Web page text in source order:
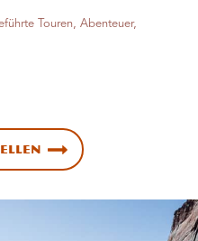
Touren, Abenteuer,